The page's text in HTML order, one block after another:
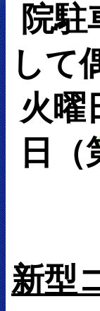
院
して
火曜
日
新型